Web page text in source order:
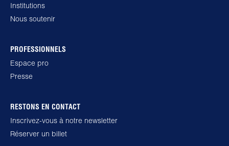
Institutions
Nous soutenir
PROFESSIONNELS
Espace pro
Presse
RESTONS EN CONTACT
Inscrivez-vous à notre newsletter
Réserver un billet